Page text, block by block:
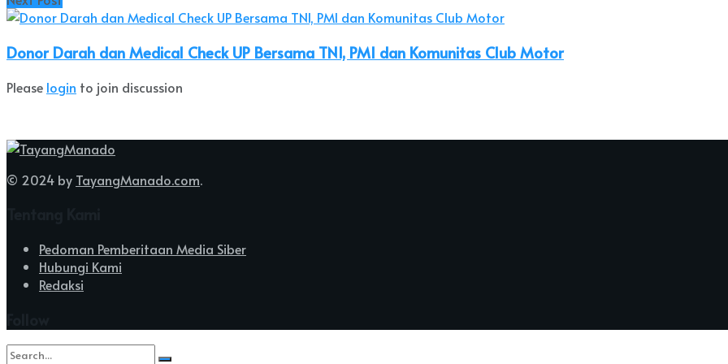
Donor Darah dan Medical Check UP Bersama TNI, PMI dan Komunitas Club Motor
Please login to join discussion
© 2024 by TayangManado.com.
Pedoman Pemberitaan Media Siber
Hubungi Kami
Redaksi